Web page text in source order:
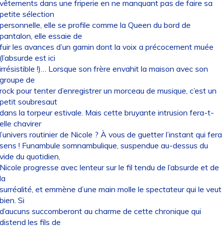
dans une friperie en ne manquant pas de faire sa
sélection
elle se profile comme la Queen du bord de
elle essaie de
les avances d’un gamin dont la voix a précocement muée
est ici
!)… Lorsque son frère envahit la maison avec son
de
pour tenter d’enregistrer un morceau de musique, c’est un
soubresaut
la torpeur estivale. Mais cette bruyante intrusion fera-t-
chavirer
routinier de Nicole ? À vous de guetter l’instant qui fera
! Funambule somnambulique, suspendue au-dessus du
du quotidien,
progresse avec lenteur sur le fil tendu de l’absurde et de
et emmène d’une main molle le spectateur qui le veut
Si
succomberont au charme de cette chronique qui
les fils de